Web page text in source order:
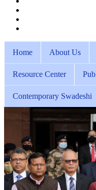
Home About Us
Resource Center
Contemporary Swadeshi